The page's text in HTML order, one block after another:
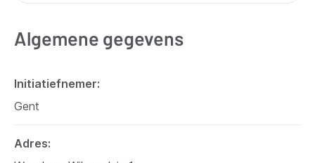
Algemene gegevens
Initiatiefnemer
Gent
Adres